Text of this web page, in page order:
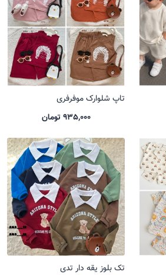
تاپ شلوارک موفرفری
935,000 تومان
تک بلوز یقه دار تدی